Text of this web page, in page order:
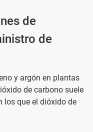
de
de
y argón en plantas
de carbono suele
los que el dióxido de